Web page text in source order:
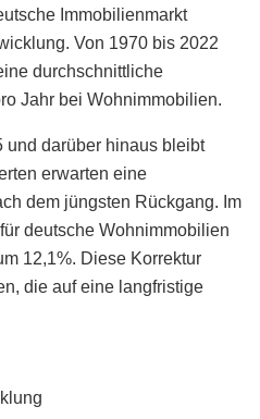
Immobilienmarkt
Von 1970 bis 2022
durchschnittliche
Jahr bei Wohnimmobilien.
und darüber hinaus bleibt
erwarten eine
dem jüngsten Rückgang. Im
deutsche Wohnimmobilien
12,1%. Diese Korrektur
die auf eine langfristige